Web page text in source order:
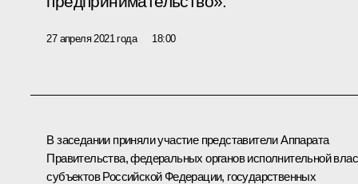
27 апреля 2021 года 18:00
В заседании приняли участие представители Аппарата
Правительства, федеральных органов исполнительной
субъектов Российской Федерации, государственных